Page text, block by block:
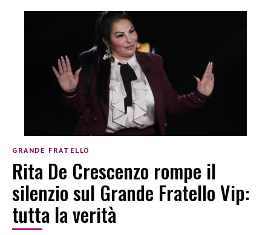
GRANDE FRATELLO
Rita De Crescenzo rompe il
silenzio sul Grande Fratello Vip:
tutta la verità